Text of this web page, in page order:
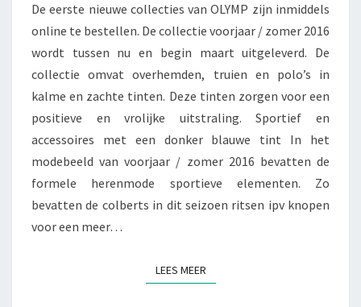
De eerste nieuwe collecties van OLYMP zijn inmiddels
online te bestellen. De collectie voorjaar / zomer 2016
wordt tussen nu en begin maart uitgeleverd. De
collectie omvat overhemden, truien en polo’s in
kalme en zachte tinten. Deze tinten zorgen voor een
positieve en vrolijke uitstraling. Sportief en
accessoires met een donker blauwe tint In het
modebeeld van voorjaar / zomer 2016 bevatten de
formele herenmode sportieve elementen. Zo
bevatten de colberts in dit seizoen ritsen ipv knopen
voor een meer…
LEES MEERLEES MEER